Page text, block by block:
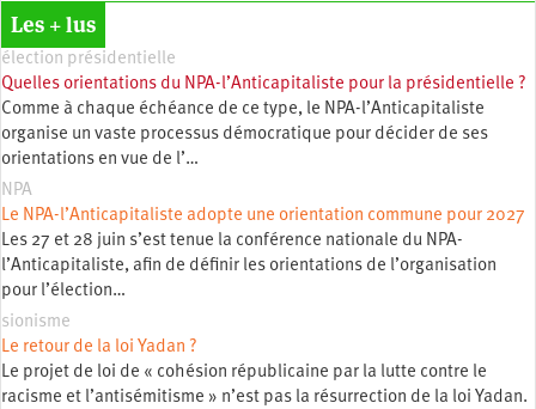
Les + lus
élection présidentielle
Quelles orientations du NPA-l’Anticapitaliste pour la présidentielle ?
Comme à chaque échéance de ce type, le NPA-l’Anticapitaliste
organise un vaste processus démocratique pour décider de ses
orientations en vue de l’…
NPA
Le NPA-l’Anticapitaliste adopte une orientation commune pour 2027
Les 27 et 28 juin s’est tenue la conférence nationale du NPA-
l’Anticapitaliste, afin de définir les orientations de l’organisation
pour l’élection…
sionisme
Le retour de la loi Yadan ?
Le projet de loi de « cohésion républicaine par la lutte contre le
racisme et l’antisémitisme » n’est pas la résurrection de la loi Yadan.